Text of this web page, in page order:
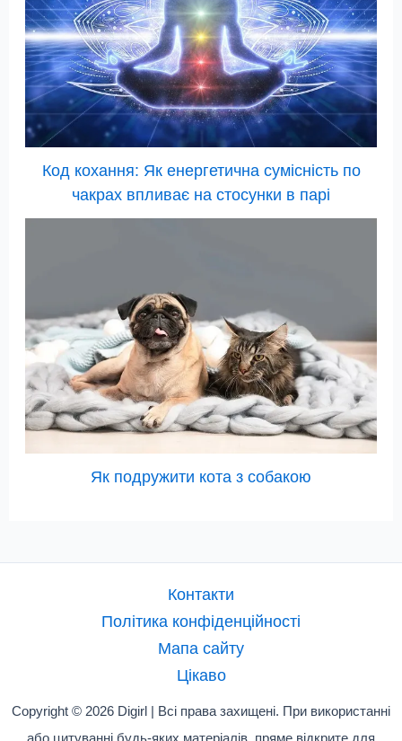
Код кохання: Як енергетична сумісність по
чакрах впливає на стосунки в парі
Як подружити кота з собакою
Контакти
Політика конфіденційності
Мапа сайту
Цікаво
Copyright © 2026 Digirl | Всі права захищені. При використанні